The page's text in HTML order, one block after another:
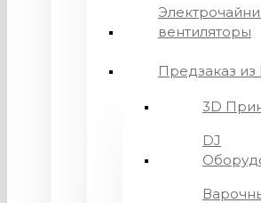
вентиляторы
Предзаказ из
3D
DJ